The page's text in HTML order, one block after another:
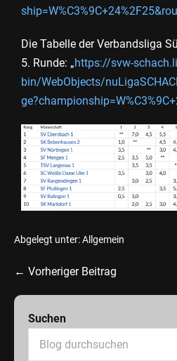
Die Tabelle der Verbandsliga
5. Runde: „https://svw-
bin/WebObjects/
Abgelegt unter:Allgemein
← Vorheriger Beitrag
Suchen